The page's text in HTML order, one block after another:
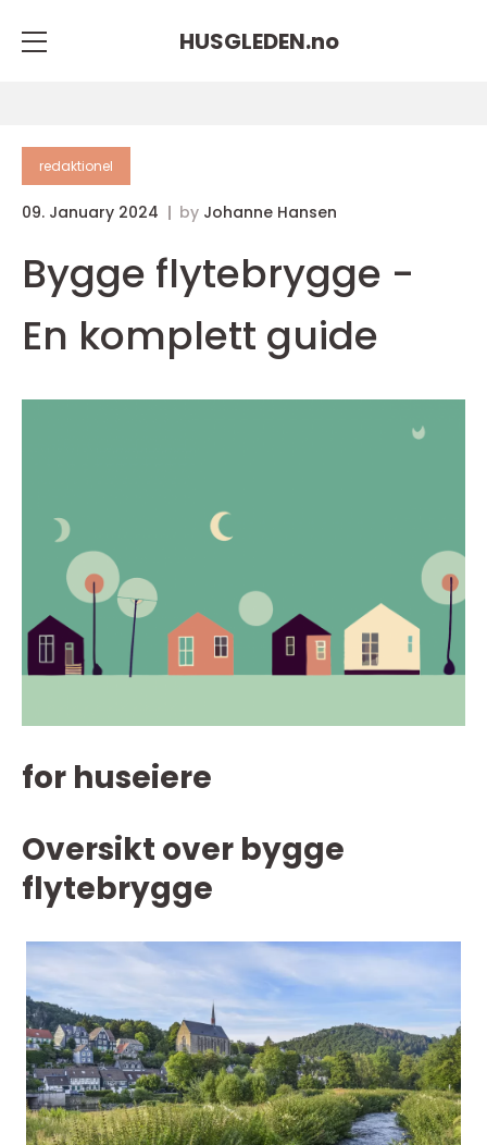
HUSGLEDEN.no
redaktionel
09. January 2024 by Johanne Hansen
Bygge flytebrygge -
En komplett guide
for huseiere
Oversikt over bygge
flytebrygge